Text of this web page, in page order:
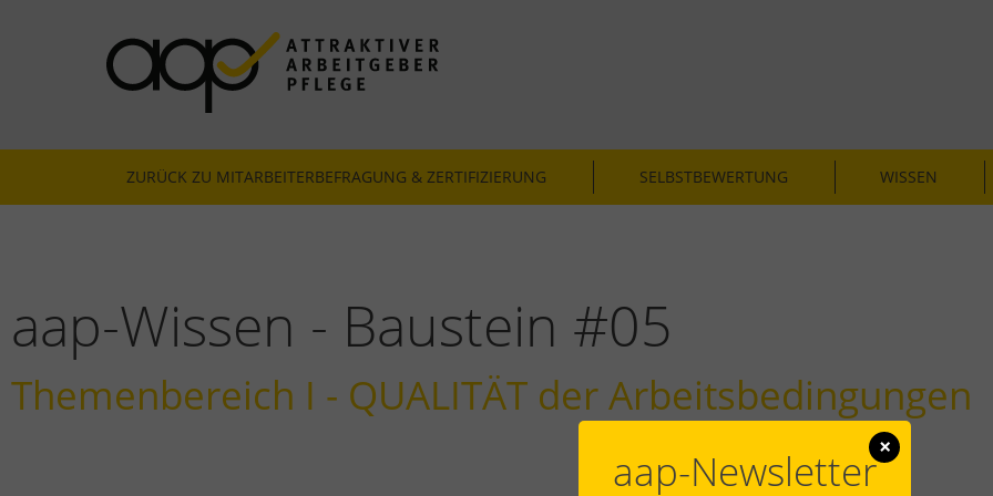
ATTRAKTIVER ARBEITGEBER PFLEGE
Mitarbeiterbefragung & Zertifizierung
ZURÜCK ZU MITARBEITERBEFRAGUNG & ZERTIFIZIERUNG SELBSTBEWERTUNG WISSEN
aap-Wissen - Baustein #05
Themenbereich I - QUALITÄT der Arbeitsbedingungen
aap-Newsletter×